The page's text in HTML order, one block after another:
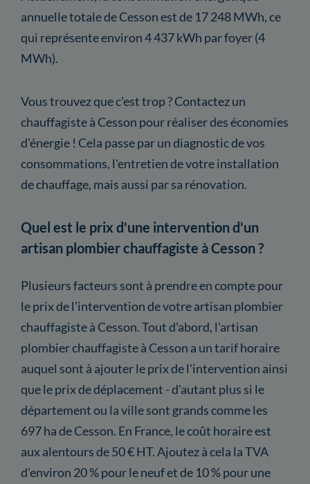
annuelle totale de Cesson est de 17 248 MWh, ce
qui représente environ 4 437 kWh par foyer (4
MWh).
Vous trouvez que c'est trop ? Contactez un
chauffagiste à Cesson pour réaliser des économies
d'énergie ! Cela passe par un diagnostic de vos
consommations, l'entretien de votre installation
de chauffage, mais aussi par sa rénovation.
Quel est le prix d'une intervention d'un
artisan plombier chauffagiste à Cesson ?
Plusieurs facteurs sont à prendre en compte pour
le prix de l'intervention de votre artisan plombier
chauffagiste à Cesson. Tout d'abord, l'artisan
plombier chauffagiste à Cesson a un tarif horaire
auquel sont à ajouter le prix de l'intervention ainsi
que le prix de déplacement - d'autant plus si le
département ou la ville sont grands comme les
697 ha de Cesson. En France, le coût horaire est
aux alentours de 50 € HT. Ajoutez à cela la TVA
d'environ 20 % pour le neuf et de 10 % pour une